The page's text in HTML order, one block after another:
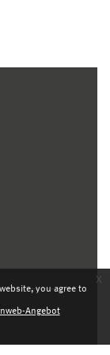
you agree to
Angebot
x